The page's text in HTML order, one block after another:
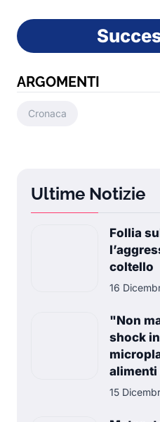
ARGOMENTI
Cronaca
Ultime Notizie
Follia
coltello
16
"Non
shock
15